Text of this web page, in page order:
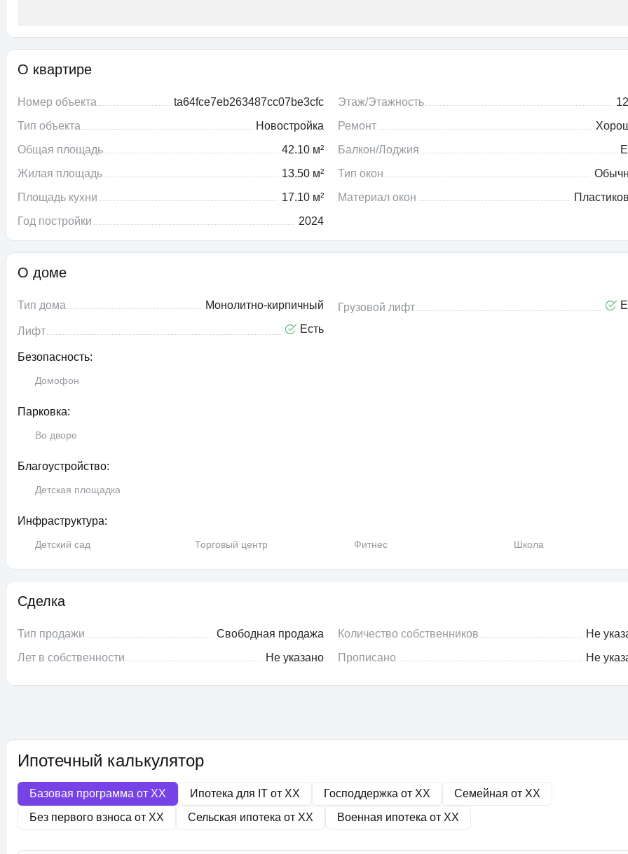
О квартире
Номер объекта
ta64fce7eb263487cc07be3cfc
Тип объекта
Новостройка
Общая площадь
42.10 м²
Жилая площадь
13.50 м²
Площадь кухни
17.10 м²
Год постройки
2024
Этаж/Этажность
Ремонт
Балкон/Лоджия
Тип окон
Материал окон
О доме
Тип дома Монолитно-кирпичный
Лифт Есть
Грузовой лифт
Безопасность:
Домофон
Парковка:
Во дворе
Благоустройство:
Детская площадка
Инфраструктура:
Детский сад Торговый центр Фитнес Школа
Сделка
Тип продажи
Свободная продажа
Лет в собственности
Не указано
Количество собственников
Не
Прописано
Не
Ипотечный калькулятор
Базовая программа от XX Ипотека для IT от XX Господдержка от XX Семейная от XX
Без первого взноса от XX Сельская ипотека от XX Военная ипотека от XX